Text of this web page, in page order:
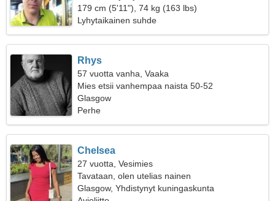
179 cm (5'11"), 74 kg (163 lbs)
Lyhytaikainen suhde
Rhys
57 vuotta vanha, Vaaka
Mies etsii vanhempaa naista 50-52
Glasgow
Perhe
Chelsea
27 vuotta, Vesimies
Tavataan, olen utelias nainen
Glasgow, Yhdistynyt kuningaskunta